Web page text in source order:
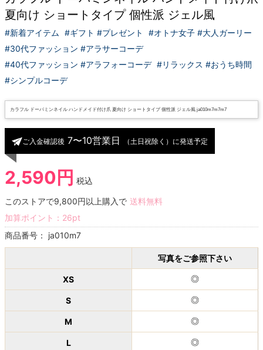
夏向け ショートタイプ 個性派 ジェル風
#新着アイテム #ギフト #プレゼント
#オトナ女子 #大人ガーリー
#30代ファッション #アラサーコーデ
#40代ファッション #アラフォーコーデ #リラックス #おうち時間
#シンプルコーデ
カラフル ドーパミンネイル ハンドメイド付け爪 夏向け ショートタイプ 個性派 ジェル風 ja010m7m7m7
ご入金確認後 7〜10営業日 （土日祝除く）に発送予定
2,590円 税込
このストアで9,800円以上購入で 送料無料
加算ポイント： 26pt
商品番号： ja010m7
写真をご参照下さい
XS ◎
S ◎
M ◎
L ◎